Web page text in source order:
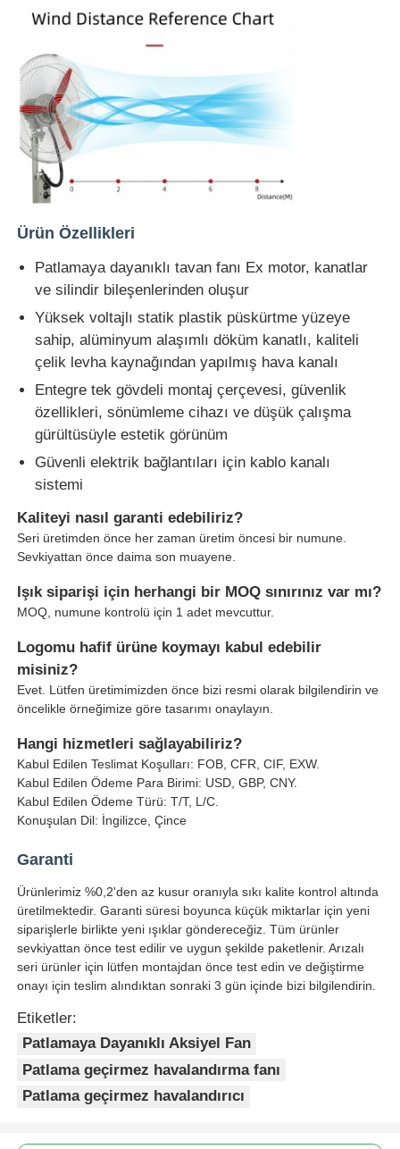
Ürün Özellikleri
Patlamaya dayanıklı tavan fanı Ex motor, kanatlar
ve silindir bileşenlerinden oluşur
Yüksek voltajlı statik plastik püskürtme yüzeye
sahip, alüminyum alaşımlı döküm kanatlı, kaliteli
çelik levha kaynağından yapılmış hava kanalı
Entegre tek gövdeli montaj çerçevesi, güvenlik
özellikleri, sönümleme cihazı ve düşük çalışma
gürültüsüyle estetik görünüm
Güvenli elektrik bağlantıları için kablo kanalı
sistemi
Kaliteyi nasıl garanti edebiliriz?
Seri üretimden önce her zaman üretim öncesi bir numune.
Sevkiyattan önce daima son muayene.
Işık siparişi için herhangi bir MOQ sınırınız var mı?
MOQ, numune kontrolü için 1 adet mevcuttur.
Logomu hafif ürüne koymayı kabul edebilir
misiniz?
Evet. Lütfen üretimimizden önce bizi resmi olarak bilgilendirin ve
öncelikle örneğimize göre tasarımı onaylayın.
Hangi hizmetleri sağlayabiliriz?
Kabul Edilen Teslimat Koşulları: FOB, CFR, CIF, EXW.
Kabul Edilen Ödeme Para Birimi: USD, GBP, CNY.
Kabul Edilen Ödeme Türü: T/T, L/C.
Konuşulan Dil: İngilizce, Çince
Garanti
Ürünlerimiz %0,2'den az kusur oranıyla sıkı kalite kontrol altında
üretilmektedir. Garanti süresi boyunca küçük miktarlar için yeni
siparişlerle birlikte yeni ışıklar göndereceğiz. Tüm ürünler
sevkiyattan önce test edilir ve uygun şekilde paketlenir. Arızalı
seri ürünler için lütfen montajdan önce test edin ve değiştirme
onayı için teslim alındıktan sonraki 3 gün içinde bizi bilgilendirin.
Etiketler:
Patlamaya Dayanıklı Aksiyel Fan
Patlama geçirmez havalandırma fanı
Patlama geçirmez havalandırıcı